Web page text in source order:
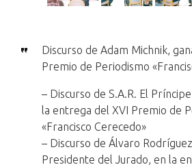
Discurso de Adam Michnik,
Premio de Periodismo
– Discurso de S.A.R. El
la entrega del XVI Premio de
«Francisco Cerecedo»
– Discurso de Álvaro
Presidente del Jurado, en la